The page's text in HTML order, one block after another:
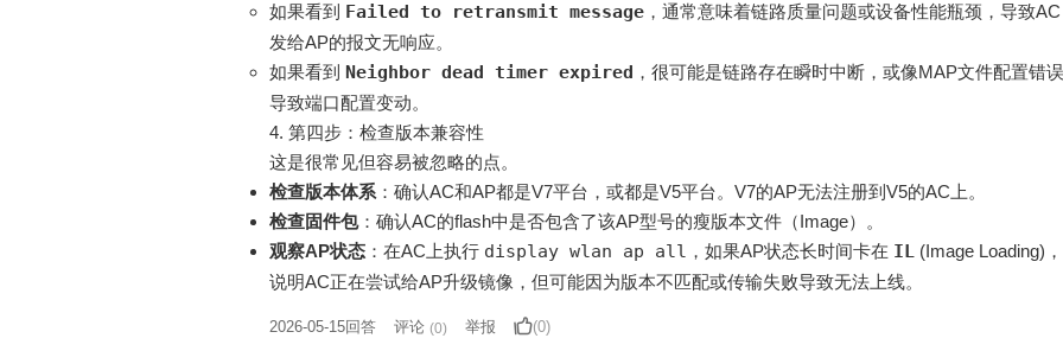
如果看到 Failed to retransmit message ，通常意味着链路质量问题或设备性能瓶颈，导致AC
发给AP的报文无响应。
如果看到 Neighbor dead timer expired ，很可能是链路存在瞬时中断，或像MAP文件配置错误
导致端口配置变动。
4. 第四步：检查版本兼容性
这是很常见但容易被忽略的点。
检查版本体系 ：确认AC和AP都是V7平台，或都是V5平台。V7的AP无法注册到V5的AC上 。
检查固件包：确认AC的flash中是否包含了该AP型号的瘦版本文件（Image）。
观察AP状态 ：在AC上执行 display wlan ap all ，如果AP状态长时间卡在 IL (Image Loading)，
说明AC正在尝试给AP升级镜像，但可能因为版本不匹配或传输失败导致无法上线。
2026-05-15回答 评论 (0) 举报 (0)